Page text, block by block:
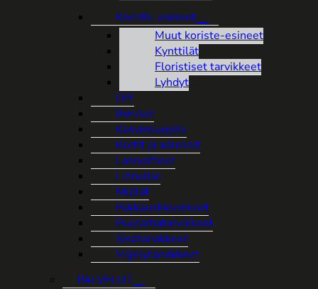
Koriste-esineet
Muut koriste-esineet
Kynttilät
Floristiset tarvikkeet
Lyhdyt
DIY
Ihmiset
Kasvinsuojelu
Kortit ja adressit
Lannoitteet
Linnuille
Mullat
Pakkaustarvikkeet
Puutarhatarvikkeet
Sisätarvikkeet
Viljelytarvikkeet
PALVELUT